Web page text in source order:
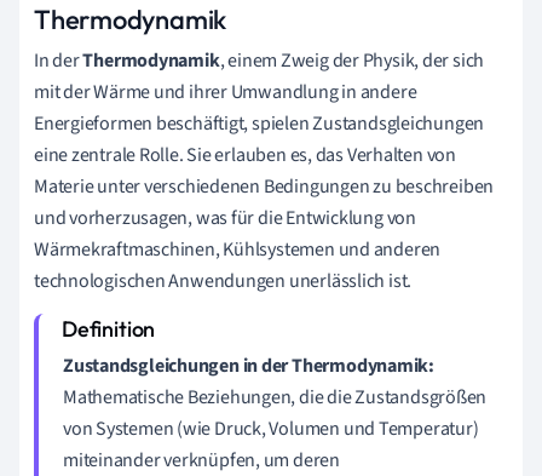
Thermodynamik
In derThermodynamik, einem Zweig der Physik, der sich
mit der Wärme und ihrer Umwandlung in andere
Energieformen beschäftigt, spielen Zustandsgleichungen
eine zentrale Rolle. Sie erlauben es, das Verhalten von
Materie unter verschiedenen Bedingungen zu beschreiben
und vorherzusagen, was für die Entwicklung von
Wärmekraftmaschinen, Kühlsystemen und anderen
technologischen Anwendungen unerlässlich ist.
Zustandsgleichungen in der Thermodynamik:
Mathematische Beziehungen, die die Zustandsgrößen
von Systemen (wie Druck, Volumen und Temperatur)
miteinander verknüpfen, um deren